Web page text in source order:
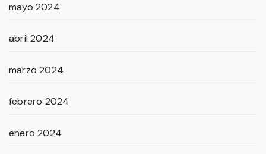
mayo 2024
abril 2024
marzo 2024
febrero 2024
enero 2024